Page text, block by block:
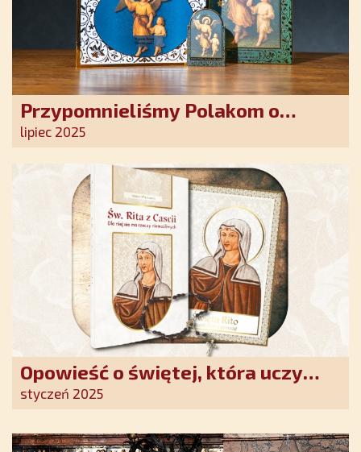
Przypomnieliśmy Polakom o
obecności Anioła Stróża!
lipiec 2025
Opowieść o świętej, która uczy
szczerego oddania się Bogu.
nadziei w XXI wieku
styczeń 2025